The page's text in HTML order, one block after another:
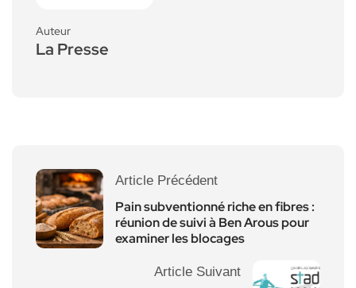
Auteur
La Presse
Article Précédent
Pain subventionné riche en fibres :
réunion de suivi à Ben Arous pour
examiner les blocages
Article Suivant